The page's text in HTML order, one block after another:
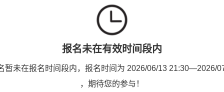
报名未在有效时间段内
暂未在报名时间段内，报名时间为 2026/06/13 21:30—2026/
，期待您的参与！